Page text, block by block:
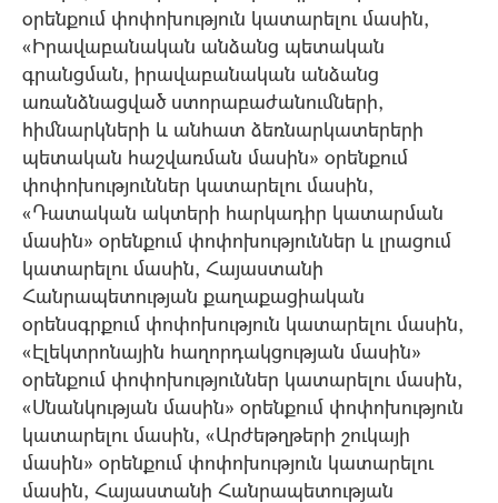
օրենքում փոփոխություն կատարելու մասին,
«Իրավաբանական անձանց պետական
գրանցման, իրավաբանական անձանց
առանձնացված ստորաբաժանումների,
հիմնարկների և անհատ ձեռնարկատերերի
պետական հաշվառման մասին» օրենքում
փոփոխություններ կատարելու մասին,
«Դատական ակտերի հարկադիր կատարման
մասին» օրենքում փոփոխություններ և լրացում
կատարելու մասին, Հայաստանի
Հանրապետության քաղաքացիական
օրենսգրքում փոփոխություն կատարելու մասին,
«Էլեկտրոնային հաղորդակցության մասին»
օրենքում փոփոխություններ կատարելու մասին,
«Սնանկության մասին» օրենքում փոփոխություն
կատարելու մասին, «Արժեթղթերի շուկայի
մասին» օրենքում փոփոխություն կատարելու
մասին, Հայաստանի Հանրապետության